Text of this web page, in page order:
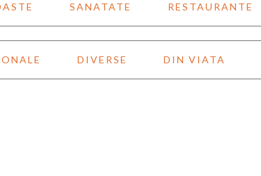
SANATATE RESTAURANTE
DIVERSE DIN VIATA